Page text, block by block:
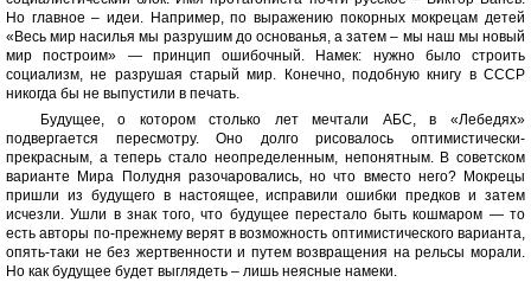
Но главное – идеи. Например, по выражению покорных мокрецам детей
«Весь мир насилья мы разрушим до основанья, а затем – мы наш мы новый
мир построим» — принцип ошибочный. Намек: нужно было строить
социализм, не разрушая старый мир. Конечно, подобную книгу в СССР
никогда бы не выпустили в печать.
Будущее, о котором столько лет мечтали АБС, в «Лебедях»
подвергается пересмотру. Оно долго рисовалось оптимистически-
прекрасным, а теперь стало неопределенным, непонятным. В советском
варианте Мира Полудня разочаровались, но что вместо него? Мокрецы
пришли из будущего в настоящее, исправили ошибки предков и затем
исчезли. Ушли в знак того, что будущее перестало быть кошмаром — то
есть авторы по-прежнему верят в возможность оптимистического варианта,
опять-таки не без жертвенности и путем возвращения на рельсы морали.
Но как будущее будет выглядеть – лишь неясные намеки.